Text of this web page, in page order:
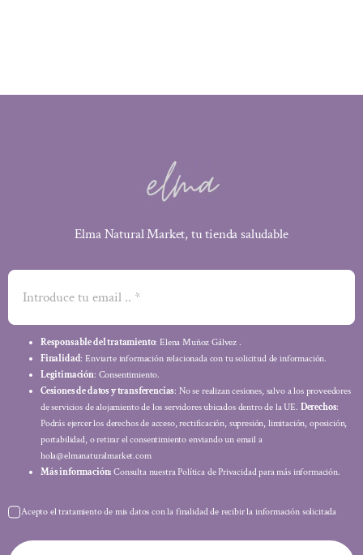
Elma Natural Market, tu tienda saludable
Responsable del tratamiento: Elena Muñoz Gálvez .
Finalidad: Enviarte información relacionada con tu solicitud de información.
Legitimación: Consentimiento.
Cesiones de datos y transferencias: No se realizan cesiones, salvo a los proveedores
de servicios de alojamiento de los servidores ubicados dentro de la UE. Derechos:
Podrás ejercer los derechos de acceso, rectificación, supresión, limitación, oposición,
portabilidad, o retirar el consentimiento enviando un email a
hola@elmanaturalmarket.com
Más información: Consulta nuestra Política de Privacidad para más información.
Acepto el tratamiento de mis datos con la finalidad de recibir la información solicitada